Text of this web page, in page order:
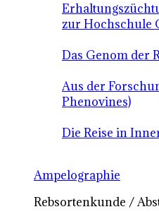
zur Hochschule
Das Genom der
Aus der
Phenovines)
Die Reise in
Ampelographie
Rebsortenkunde /